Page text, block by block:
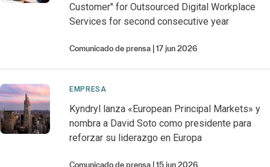
Customer" for Outsourced Digital Workplace
Services for second consecutive year
Comunicado de prensa 17 jun 2026
EMPRESA
Kyndryl lanza «European Principal Markets» y
nombra a David Soto como presidente para
reforzar su liderazgo en Europa
Comunicado de prensa 15 jun 2026